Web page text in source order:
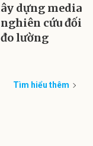
dựng media
cứu đối
lường
Tìm hiểu thêm